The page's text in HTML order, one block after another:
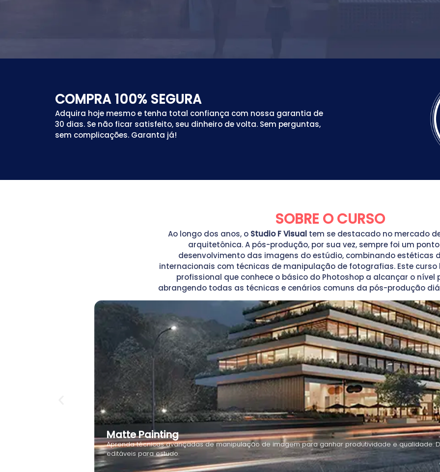
COMPRA 100% SEGURA
Adquira hoje mesmo e tenha total confiança com nossa garantia de
30 dias. Se não ficar satisfeito, seu dinheiro de volta. Sem perguntas,
sem complicações. Garanta já!
SOBRE O CURSO
Ao longo dos anos, o Studio F Visualtem se destacado no mercado
arquitetônica. A pós-produção, por sua vez, sempre foi um
desenvolvimento das imagens do estúdio, combinando estéticas
internacionais com técnicas de manipulação de fotografias. Este curso
profissional que conhece o básico do Photoshop a alcançar o nível
abrangendo todas as técnicas e cenários comuns da pós-produção
Matte Painting
Aprenda técnicas avançadas de manipulação de imagem para ganhar produtividade e qualidade.
editáveis para estudo.